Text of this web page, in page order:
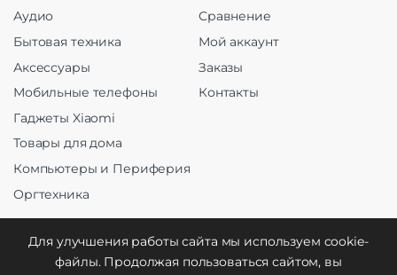
Аудио
Бытовая техника
Аксессуары
Мобильные телефоны
Гаджеты Xiaomi
Товары для дома
Компьютеры и Периферия
Оргтехника
Сравнение
Мой аккаунт
Заказы
Контакты
Для улучшения работы сайта мы используем cookie-
файлы. Продолжая пользоваться сайтом, вы